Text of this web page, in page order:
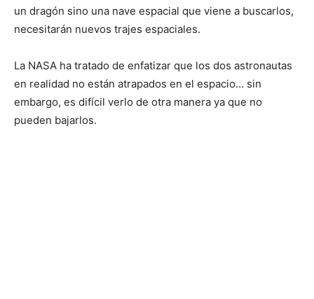
un dragón sino una nave espacial que viene a buscarlos,
necesitarán nuevos trajes espaciales.
La NASA ha tratado de enfatizar que los dos astronautas
en realidad no están atrapados en el espacio… sin
embargo, es difícil verlo de otra manera ya que no
pueden bajarlos.